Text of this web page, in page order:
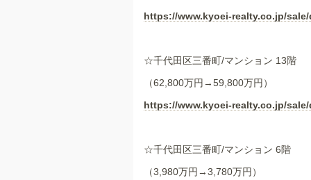
https://www.kyoei-realty.co.jp/sale/
☆千代田区三番町/マンション 13階
（62,800万円→59,800万円）
https://www.kyoei-realty.co.jp/sale/
☆千代田区三番町/マンション 6階
（3,980万円→3,780万円）